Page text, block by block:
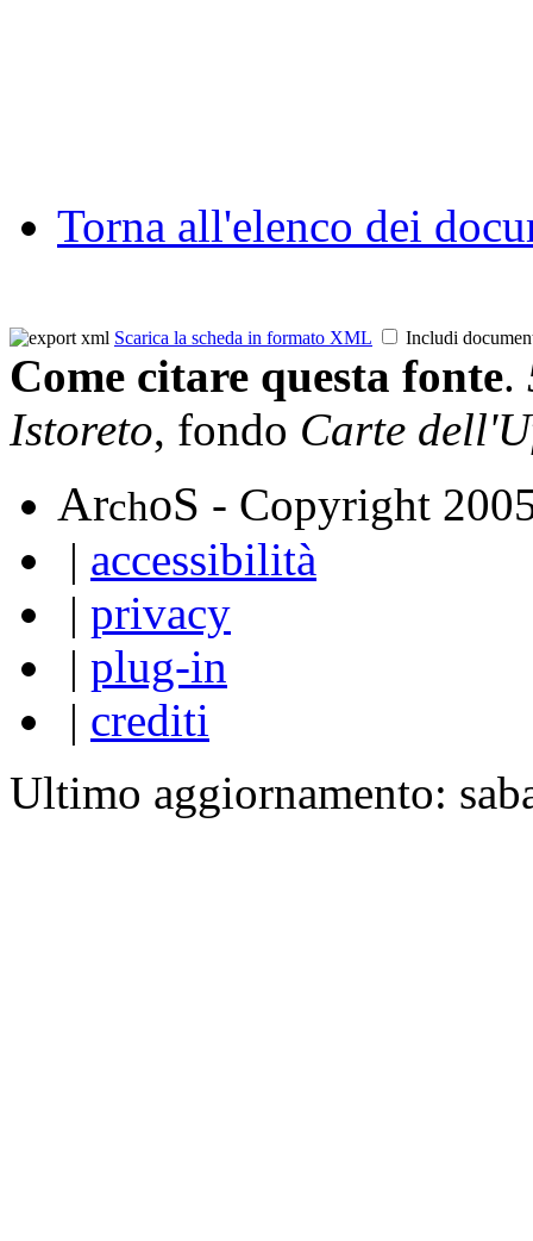
Torna all'elenco dei
Scarica la scheda in formato XML Includi
Come citare questa fonte.
Istoreto, fondo Carte
ArchoS - Copyright
| accessibilità
| privacy
| plug-in
| crediti
Ultimo aggiornamento: